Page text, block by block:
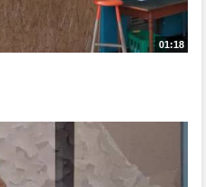
01:18